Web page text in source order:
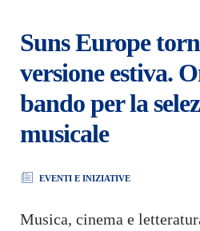
Suns Europe
versione estiva.
bando per la
musicale
EVENTI E INIZIATIVE
Musica, cinema e